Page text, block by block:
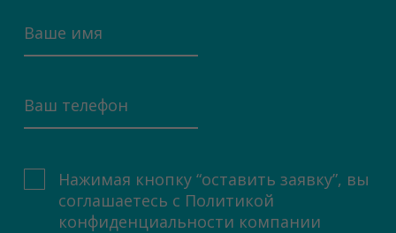
Нажимая кнопку “оставить заявку”, вы
соглашаетесь с Политикой
конфиденциальности компании